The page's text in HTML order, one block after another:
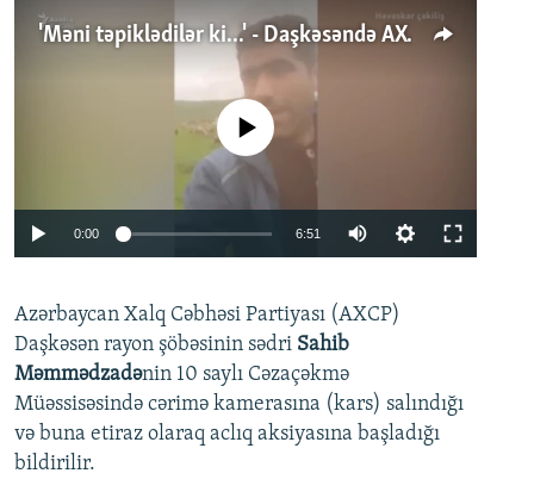
'Məni təpiklədilər ki...' - Daşkəsəndə AXCP fəalının yaxınları onun həbsinə etiraz edirlər
Auto 240p 360p
720p 1080p
No media source currently available
0:00 6:51
360p
720p
1080p
Azərbaycan Xalq Cəbhəsi Partiyası (AXCP)
Daşkəsən rayon şöbəsinin sədri Sahib
Məmmədzadənin 10 saylı Cəzaçəkmə
Müəssisəsində cərimə kamerasına (kars) salındığı
və buna etiraz olaraq aclıq aksiyasına başladığı
bildirilir.